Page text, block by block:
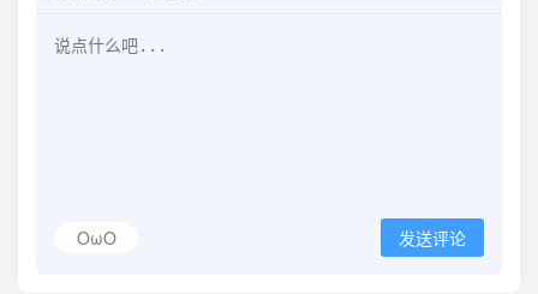
OωO 发送评论